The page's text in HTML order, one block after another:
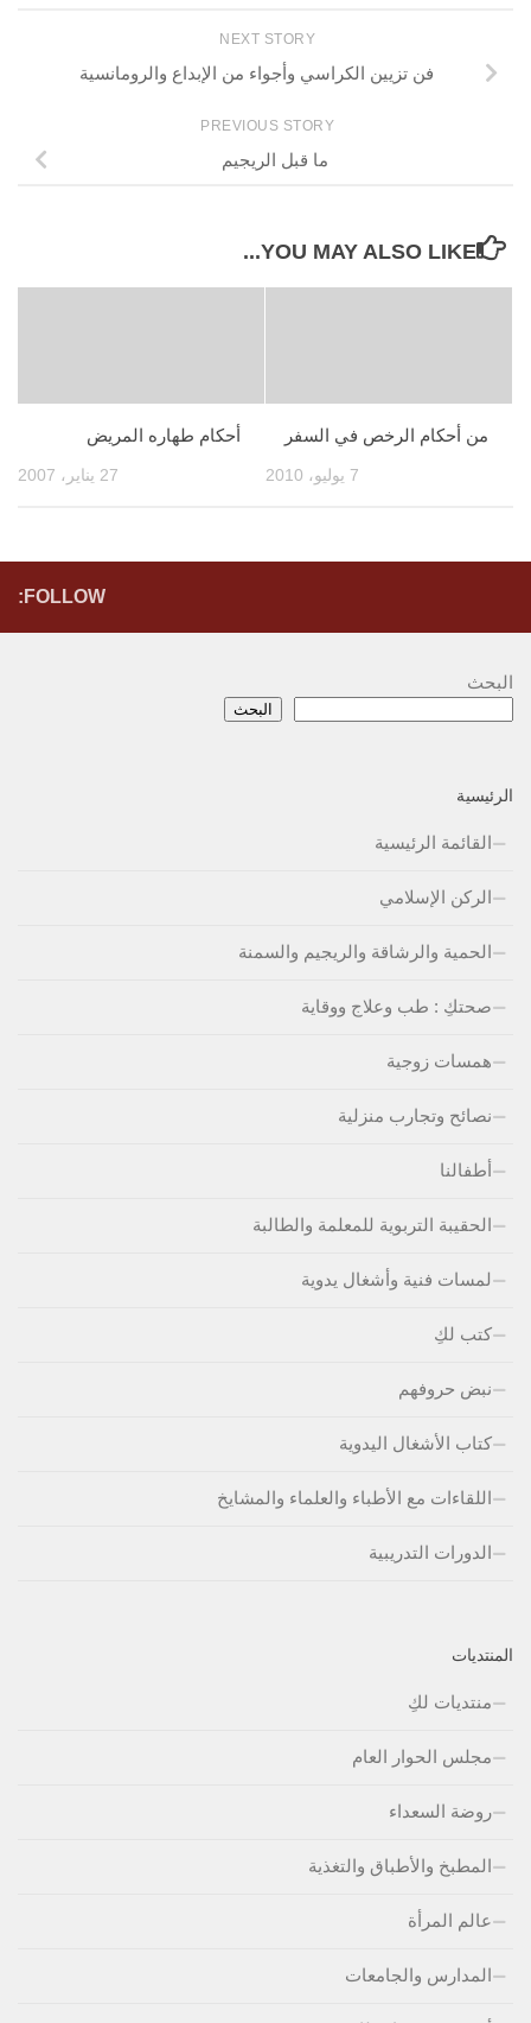
NEXT STORY
فن تزيين الكراسي وأجواء من الإبداع والرومانسية
PREVIOUS STORY
ما قبل الريجيم
YOU MAY ALSO LIKE...
أحكام طهاره المريض
27 يناير، 2007
من أحكام الرخص في السفر
7 يوليو، 2010
FOLLOW:
البحث
البحث
الرئيسية
القائمة الرئيسية
الركن الإسلامي
الحمية والرشاقة والريجيم والسمنة
صحتكِ : طب وعلاج ووقاية
همسات زوجية
نصائح وتجارب منزلية
أطفالنا
الحقيبة التربوية للمعلمة والطالبة
لمسات فنية وأشغال يدوية
كتب لكِ
نبض حروفهم
كتاب الأشغال اليدوية
اللقاءات مع الأطباء والعلماء والمشايخ
الدورات التدريبية
المنتديات
منتديات لكِ
مجلس الحوار العام
روضة السعداء
المطبخ والأطباق والتغذية
عالم المرأة
المدارس والجامعات